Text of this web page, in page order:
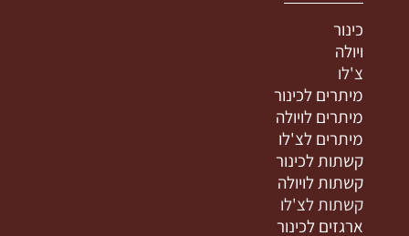
כינור
ויולה
צ'לו
מיתרים לכינור
מיתרים לויולה
מיתרים לצ'לו
קשתות לכינור
קשתות לויולה
קשתות לצ'לו
ארגזים לכינור